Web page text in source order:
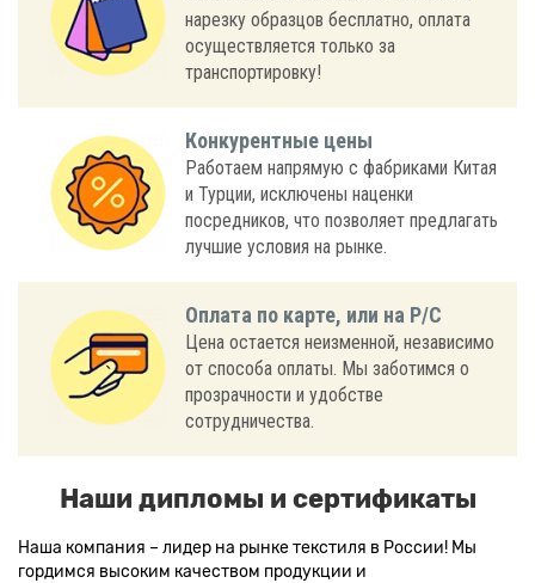
нарезку образцов бесплатно, оплата
осуществляется только за
транспортировку!
Конкурентные цены
Работаем напрямую с фабриками Китая
и Турции, исключены наценки
посредников, что позволяет предлагать
лучшие условия на рынке.
Оплата по карте, или на Р/С
Цена остается неизменной, независимо
от способа оплаты. Мы заботимся о
прозрачности и удобстве
сотрудничества.
Наши дипломы и сертификаты
Наша компания – лидер на рынке текстиля в России! Мы
гордимся высоким качеством продукции и